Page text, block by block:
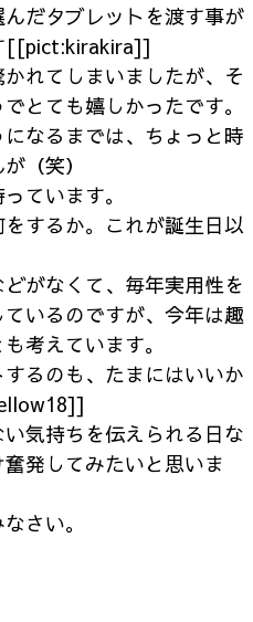
だタブレットを渡す事が
[[pict:kirakira]]
れてしまいましたが、そ
とても嬉しかったです。
なるまでは、ちょっと時
（笑）
ています。
するか。これが誕生日以
がなくて、毎年実用性を
いるのですが、今年は趣
考えています。
るのも、たまにはいいか
気持ちを伝えられる日な
発してみたいと思いま
さい。